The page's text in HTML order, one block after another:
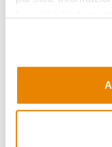
guerra civile,
Peraltro in
“Sud”: le
e/o tribale
causa
Repubblica